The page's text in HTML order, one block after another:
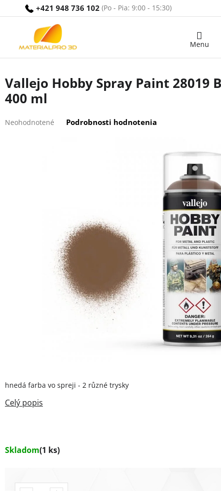
+421 948 736 102
Nákupný
Vallejo Hobby Spray Paint 28019
400 ml
hodnotenie
Neohodnotené Podrobnosti hodnotenia
Skladom(1 ks)
hnedá farba vo spreji - 2 různé trysky